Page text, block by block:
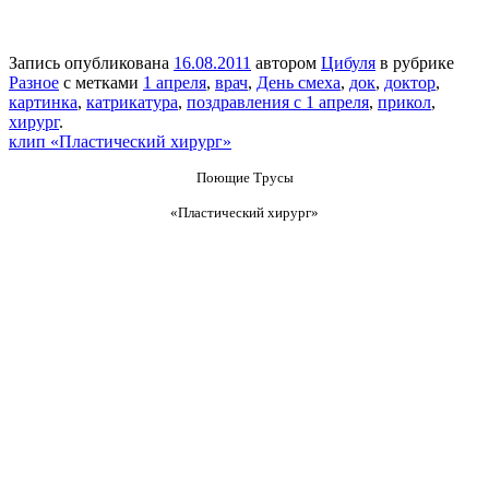
Запись опубликована 16.08.2011 автором Цибуля в рубрике
Разное с метками 1 апреля, врач, День смеха, док, доктор,
картинка, катрикатура, поздравления с 1 апреля, прикол,
хирург.
клип «Пластический хирург»
Поющие Трусы
«Пластический хирург»